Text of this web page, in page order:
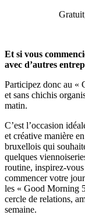
Et si vous
avec d’autres
Participez donc au «
et sans chichis
matin.
C’est l’occasion
et créative manière
bruxellois qui
quelques
routine, inspirez-
commencer votre
les « Good Morning
cercle de relations,
semaine.